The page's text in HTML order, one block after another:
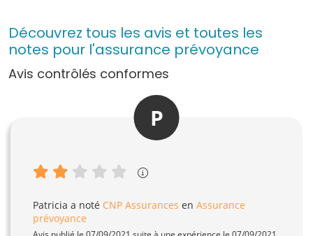
Découvrez tous les avis et toutes les
notes pour l'assurance prévoyance
Avis contrôlés conformes
P
Patricia a noté CNP Assurances en Assurance
prévoyance